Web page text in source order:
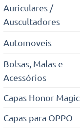
Auriculares /
Auscultadores
Automoveis
Bolsas, Malas e
Acessórios
Capas Honor Magic
Capas para OPPO